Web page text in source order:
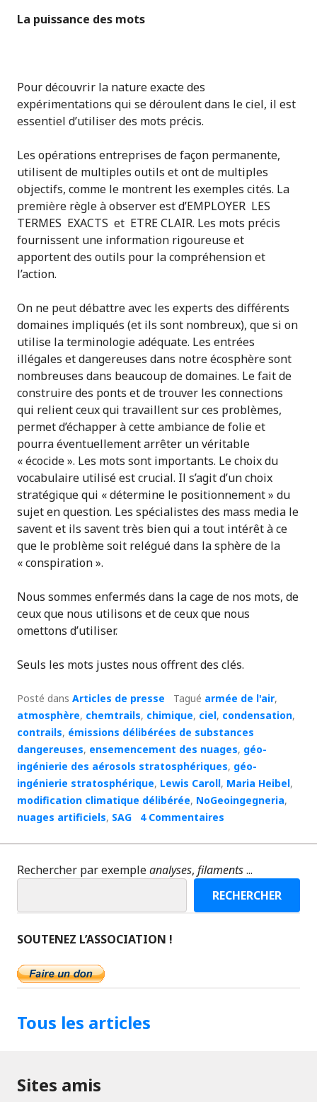
La puissance des mots
Pour découvrir la nature exacte des
expérimentations qui se déroulent dans le ciel, il est
essentiel d’utiliser des mots précis.
Les opérations entreprises de façon permanente,
utilisent de multiples outils et ont de multiples
objectifs, comme le montrent les exemples cités. La
première règle à observer est d’EMPLOYER LES
TERMES EXACTS et ETRE CLAIR. Les mots précis
fournissent une information rigoureuse et
apportent des outils pour la compréhension et
l’action.
On ne peut débattre avec les experts des différents
domaines impliqués (et ils sont nombreux), que si on
utilise la terminologie adéquate. Les entrées
illégales et dangereuses dans notre écosphère sont
nombreuses dans beaucoup de domaines. Le fait de
construire des ponts et de trouver les connections
qui relient ceux qui travaillent sur ces problèmes,
permet d’échapper à cette ambiance de folie et
pourra éventuellement arrêter un véritable
« écocide ». Les mots sont importants. Le choix du
vocabulaire utilisé est crucial. Il s’agit d’un choix
stratégique qui « détermine le positionnement » du
sujet en question. Les spécialistes des mass media le
savent et ils savent très bien qui a tout intérêt à ce
que le problème soit relégué dans la sphère de la
« conspiration ».
Nous sommes enfermés dans la cage de nos mots, de
ceux que nous utilisons et de ceux que nous
omettons d’utiliser.
Seuls les mots justes nous offrent des clés.
Posté dans Articles de presse Tagué armée de l'air,
atmosphère, chemtrails, chimique, ciel, condensation,
contrails, émissions délibérées de substances
dangereuses, ensemencement des nuages, géo-
ingénierie des aérosols stratosphériques, géo-
ingénierie stratosphérique, Lewis Caroll, Maria Heibel,
modification climatique délibérée, NoGeoingegneria,
nuages artificiels, SAG 4 Commentaires
Rechercher par exempleanalyses, filaments...
RECHERCHER
SOUTENEZ L’ASSOCIATION !
Tous les articles
Sites amis